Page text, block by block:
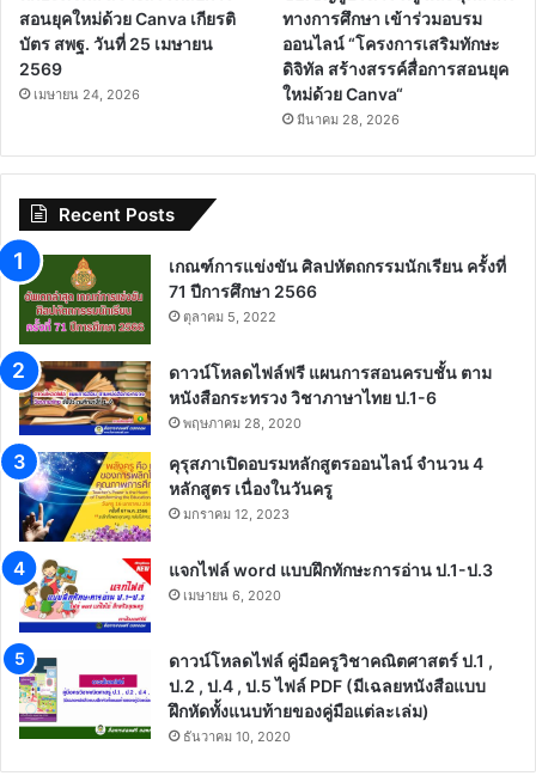
สอนยุคใหม่ด้วย Canva เกียรติ
บัตร สพฐ. วันที่ 25 เมษายน
2569
เมษายน 24, 2026
ทางการศึกษา เข้าร่วมอบรม
ออนไลน์ “โครงการเสริมทักษะ
ดิจิทัล สร้างสรรค์สื่อการสอนยุค
ใหม่ด้วย Canva“
มีนาคม 28, 2026
Recent Posts
เกณฑ์การแข่งขัน ศิลปหัตถกรรมนักเรียน ครั้งที่
71 ปีการศึกษา 2566
ตุลาคม 5, 2022
ดาวน์โหลดไฟล์ฟรี แผนการสอนครบชั้น ตาม
หนังสือกระทรวง วิชาภาษาไทย ป.1-6
พฤษภาคม 28, 2020
คุรุสภาเปิดอบรมหลักสูตรออนไลน์ จำนวน 4
หลักสูตร เนื่องในวันครู
มกราคม 12, 2023
แจกไฟล์ word แบบฝึกทักษะการอ่าน ป.1-ป.3
เมษายน 6, 2020
ดาวน์โหลดไฟล์ คู่มือครูวิชาคณิตศาสตร์ ป.1 ,
ป.2 , ป.4 , ป.5 ไฟล์ PDF (มีเฉลยหนังสือแบบ
ฝึกหัดทั้งแนบท้ายของคู่มือแต่ละเล่ม)
ธันวาคม 10, 2020